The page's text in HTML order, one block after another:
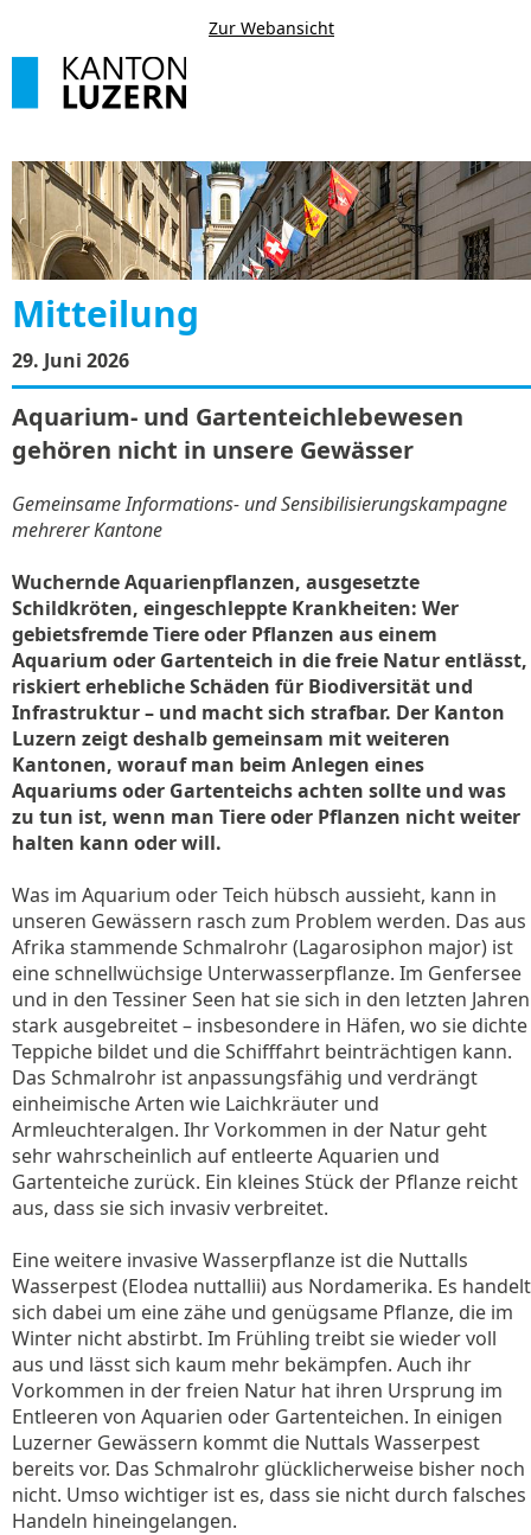
Zur Webansicht
Mitteilung
29. Juni 2026
Aquarium- und Gartenteichlebewesen
gehören nicht in unsere Gewässer
Gemeinsame Informations- und Sensibilisierungskampagne
mehrerer Kantone
Wuchernde Aquarienpflanzen, ausgesetzte
Schildkröten, eingeschleppte Krankheiten: Wer
gebietsfremde Tiere oder Pflanzen aus einem
Aquarium oder Gartenteich in die freie Natur entlässt,
riskiert erhebliche Schäden für Biodiversität und
Infrastruktur – und macht sich strafbar. Der Kanton
Luzern zeigt deshalb gemeinsam mit weiteren
Kantonen, worauf man beim Anlegen eines
Aquariums oder Gartenteichs achten sollte und was
zu tun ist, wenn man Tiere oder Pflanzen nicht weiter
halten kann oder will.
Was im Aquarium oder Teich hübsch aussieht, kann in
unseren Gewässern rasch zum Problem werden. Das aus
Afrika stammende Schmalrohr (Lagarosiphon major) ist
eine schnellwüchsige Unterwasserpflanze. Im Genfersee
und in den Tessiner Seen hat sie sich in den letzten Jahren
stark ausgebreitet – insbesondere in Häfen, wo sie dichte
Teppiche bildet und die Schifffahrt beinträchtigen kann.
Das Schmalrohr ist anpassungsfähig und verdrängt
einheimische Arten wie Laichkräuter und
Armleuchteralgen. Ihr Vorkommen in der Natur geht
sehr wahrscheinlich auf entleerte Aquarien und
Gartenteiche zurück. Ein kleines Stück der Pflanze reicht
aus, dass sie sich invasiv verbreitet.
Eine weitere invasive Wasserpflanze ist die Nuttalls
Wasserpest (Elodea nuttallii) aus Nordamerika. Es handelt
sich dabei um eine zähe und genügsame Pflanze, die im
Winter nicht abstirbt. Im Frühling treibt sie wieder voll
aus und lässt sich kaum mehr bekämpfen. Auch ihr
Vorkommen in der freien Natur hat ihren Ursprung im
Entleeren von Aquarien oder Gartenteichen. In einigen
Luzerner Gewässern kommt die Nuttals Wasserpest
bereits vor. Das Schmalrohr glücklicherweise bisher noch
nicht. Umso wichtiger ist es, dass sie nicht durch falsches
Handeln hineingelangen.